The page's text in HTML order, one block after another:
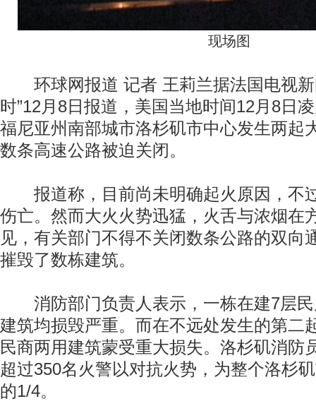
现场图
环球网报道 记者 王莉兰据法国电视新
时”12月8日报道，美国当地时间12月8日
福尼亚州南部城市洛杉矶市中心发生两起
数条高速公路被迫关闭。
报道称，目前尚未明确起火原因，不
伤亡。然而大火火势迅猛，火舌与浓烟在
见，有关部门不得不关闭数条公路的双向
摧毁了数栋建筑。
消防部门负责人表示，一栋在建7层民
建筑均损毁严重。而在不远处发生的第二
民商两用建筑蒙受重大损失。洛杉矶消防
超过350名火警以对抗火势，为整个洛杉
的1/4。